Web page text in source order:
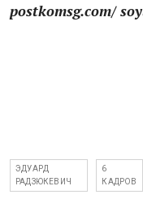
postkomsg.com/
ЭДУАРД
РАДЗЮКЕВИЧ
6
КАДРОВ